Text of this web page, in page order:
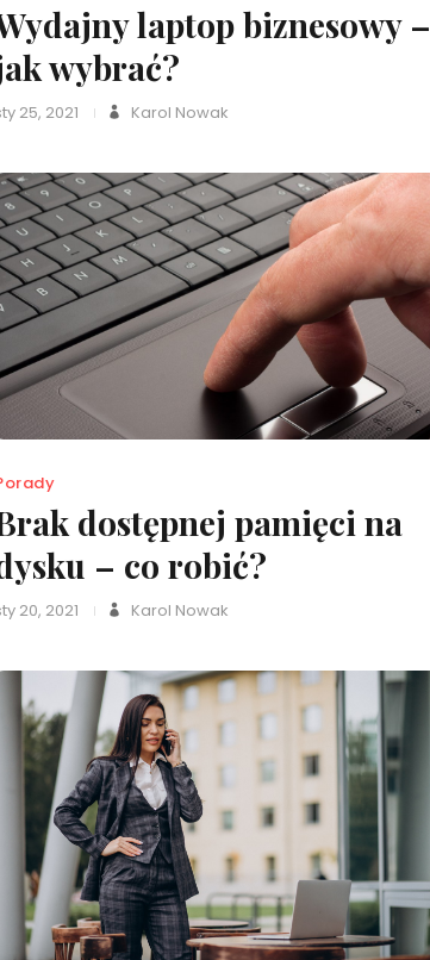
laptop biznesowy –
wybrać?
25, 2021 Karol Nowak
dostępnej pamięci na
– co robić?
20, 2021 Karol Nowak